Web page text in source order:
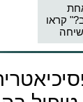
קראו